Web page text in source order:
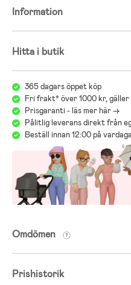
Information
Hitta i butik
365 dagars öppet köp
Fri frakt* över 1000 kr,
Prisgaranti - läs mer här ->
Pålitlig leverans direkt från
Beställ innan 12:00 på
Omdömen
Prishistorik